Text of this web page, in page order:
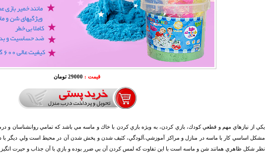
قیمت : 29000 تومان
يكي از نيازهاي مهم و قطعي كودك، بازي كردن، به ويژه بازي كردن با خاك و ماسه مي باشد كه تمامي روانشناسان و
مشكل اساسي كار با ماسه در منازل و مراكز آموزشي،آلودگي، كثيف شدن و پخش شدن آن در محيط است ولي ديگر با
نظر شكل ظاهري همانند شن و ماسه است با اين تفاوت كه لمس كردن آن بي ضرر بوده و بازي با آن جذاب و حيرت